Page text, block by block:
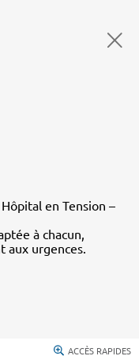
en Tension –
à chacun,
aux urgences.
ACCÈS RAPIDES